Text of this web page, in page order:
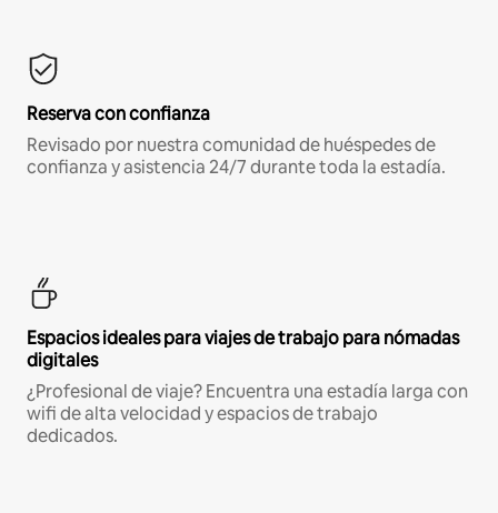
Reserva con confianza
Revisado por nuestra comunidad de huéspedes de
confianza y asistencia 24/7 durante toda la estadía.
Espacios ideales para viajes de trabajo para nómadas
digitales
¿Profesional de viaje? Encuentra una estadía larga con
wifi de alta velocidad y espacios de trabajo
dedicados.